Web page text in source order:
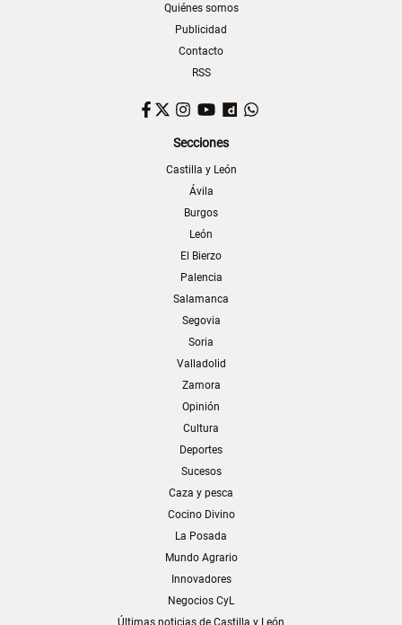
Quiénes somos
Publicidad
Contacto
RSS
Facebook
TwitterInstagram
YouTubeDailymotion
Secciones
Castilla y León
Ávila
Burgos
León
El Bierzo
Palencia
Salamanca
Segovia
Soria
Valladolid
Zamora
Opinión
Cultura
Deportes
Sucesos
Caza y pesca
Cocino Divino
La Posada
Mundo Agrario
Innovadores
Negocios CyL
Últimas noticias de Castilla y León